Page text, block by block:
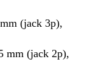
(jack 3p),
mm (jack 2p),